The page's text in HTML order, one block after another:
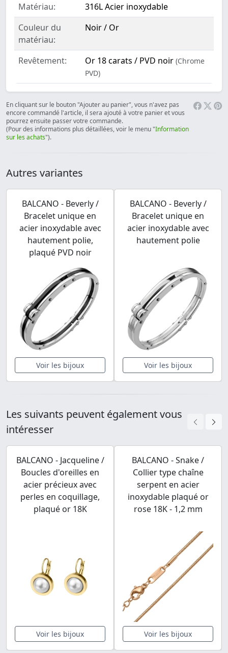
Matériau:
316L Acier inoxydable
Couleur du
matériau:
Noir / Or
Revêtement: Or 18 carats / PVD noir (Chrome
PVD)
En cliquant sur le bouton "Ajouter au panier", vous n'avez pas
encore commandé l'article, il sera ajouté à votre panier et vous
pourrez ensuite passer votre commande.
(Pour des informations plus détaillées, voir le menu "Information
sur les achats").
Autres variantes
BALCANO - Beverly /
Bracelet unique en
acier inoxydable avec
hautement polie,
plaqué PVD noir
Voir les bijoux
BALCANO - Beverly /
Bracelet unique en
acier inoxydable avec
hautement polie
Voir les bijoux
Les suivants peuvent également vous
intéresser
BALCANO - Jacqueline /
Boucles d'oreilles en
acier précieux avec
perles en coquillage,
plaqué or 18K
Voir les bijoux
BALCANO - Snake /
Collier type chaîne
serpent en acier
inoxydable plaqué or
rose 18K - 1,2 mm
Voir les bijoux